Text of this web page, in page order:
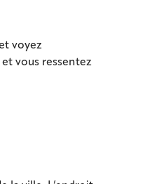
voyez
vous ressentez